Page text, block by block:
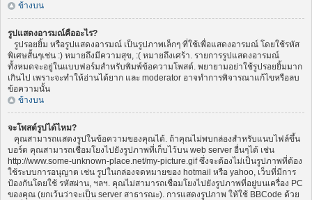
ข้างบน
รูปแสดงอารมณ์คืออะไร?
รูปรอยยิ้ม หรือรูปแสดงอารมณ์ เป็นรูปภาพเล็กๆ ที่ใช้เพื่อแสดงอารมณ์ โดยใช้รหัส
พิเศษสั้นๆเช่น :) หมายถึงมีความสุข, :( หมายถึงเศร้า. รายการรูปแสดงอารมณ์
ทั้งหมดจะอยู่ในแบบฟอร์มสำหรับพิมพ์ข้อความโพสต์. พยายามอย่าใช้รูปรอยยิ้มมาก
เกินไป เพราะจะทำให้อ่านได้ยาก และ moderator อาจทำการพิจารณาแก้ไขหรือลบ
ข้อความนั้น
ข้างบน
จะโพสต์รูปได้ไหม?
คุณสามารถแสดงรูปในข้อความของคุณได้. ถ้าคุณไม่พบกล่องสำหรับแนบไฟล์ขึ้น
บอร์ด คุณสามารถเชื่อมโยงไปยังรูปภาพที่เก็บไว้บน web server อื่นๆได้ เช่น
http://www.some-unknown-place.net/my-picture.gif ซึ่งจะต้องไม่เป็นรูปภาพที่ต้อง
ใช้ระบบการอนุญาต เช่น รูปในกล่องจดหมายของ hotmail หรือ yahoo, เว็บที่มีการ
ป้องกันโดยใช้ รหัสผ่าน, ฯลฯ. คุณไม่สามารถเชื่อมโยงไปยังรูปภาพที่อยู่บนเครื่อง PC
ของคุณ (ยกเว้นว่าจะเป็น server สาธารณะ). การแสดงรูปภาพ ให้ใช้ BBCode ด้วย